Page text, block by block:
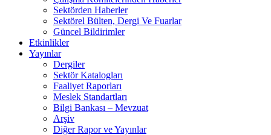
Sektörden Haberler
Sektörel Bülten, Dergi Ve Fuarlar
Güncel Bildirimler
Etkinlikler
Yayınlar
Dergiler
Sektör Katalogları
Faaliyet Raporları
Meslek Standartları
Bilgi Bankası – Mevzuat
Arşiv
Diğer Rapor ve Yayınlar